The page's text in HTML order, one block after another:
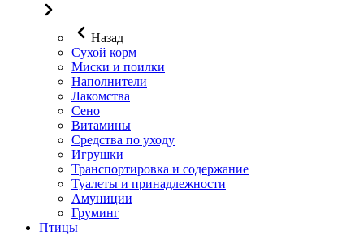
Назад
Сухой корм
Миски и поилки
Наполнители
Лакомства
Сено
Витамины
Средства по уходу
Игрушки
Транспортировка и содержание
Туалеты и принадлежности
Амуниции
Груминг
Птицы